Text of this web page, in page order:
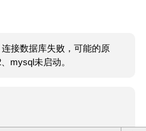
接数据库失败，可能的原
mysql未启动。